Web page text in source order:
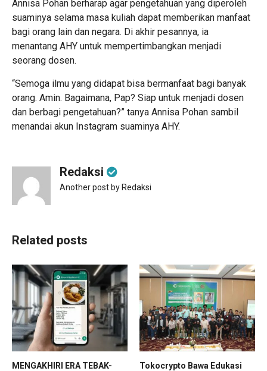
Annisa Pohan berharap agar pengetahuan yang diperoleh
suaminya selama masa kuliah dapat memberikan manfaat
bagi orang lain dan negara. Di akhir pesannya, ia
menantang AHY untuk mempertimbangkan menjadi
seorang dosen.
“Semoga ilmu yang didapat bisa bermanfaat bagi banyak
orang. Amin. Bagaimana, Pap? Siap untuk menjadi dosen
dan berbagi pengetahuan?” tanya Annisa Pohan sambil
menandai akun Instagram suaminya AHY.
Redaksi
Another post by Redaksi
Related posts
MENGAKHIRI ERA TEBAK-
Tokocrypto Bawa Edukasi